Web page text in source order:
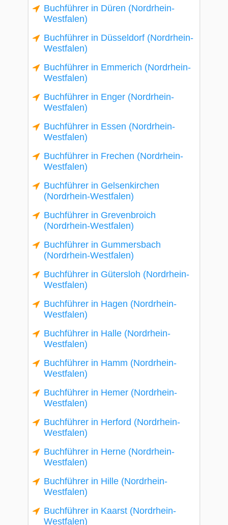
Buchführer in Düren (Nordrhein-
Westfalen)
Buchführer in Düsseldorf (Nordrhein-
Westfalen)
Buchführer in Emmerich (Nordrhein-
Westfalen)
Buchführer in Enger (Nordrhein-
Westfalen)
Buchführer in Essen (Nordrhein-
Westfalen)
Buchführer in Frechen (Nordrhein-
Westfalen)
Buchführer in Gelsenkirchen
(Nordrhein-Westfalen)
Buchführer in Grevenbroich
(Nordrhein-Westfalen)
Buchführer in Gummersbach
(Nordrhein-Westfalen)
Buchführer in Gütersloh (Nordrhein-
Westfalen)
Buchführer in Hagen (Nordrhein-
Westfalen)
Buchführer in Halle (Nordrhein-
Westfalen)
Buchführer in Hamm (Nordrhein-
Westfalen)
Buchführer in Hemer (Nordrhein-
Westfalen)
Buchführer in Herford (Nordrhein-
Westfalen)
Buchführer in Herne (Nordrhein-
Westfalen)
Buchführer in Hille (Nordrhein-
Westfalen)
Buchführer in Kaarst (Nordrhein-
Westfalen)